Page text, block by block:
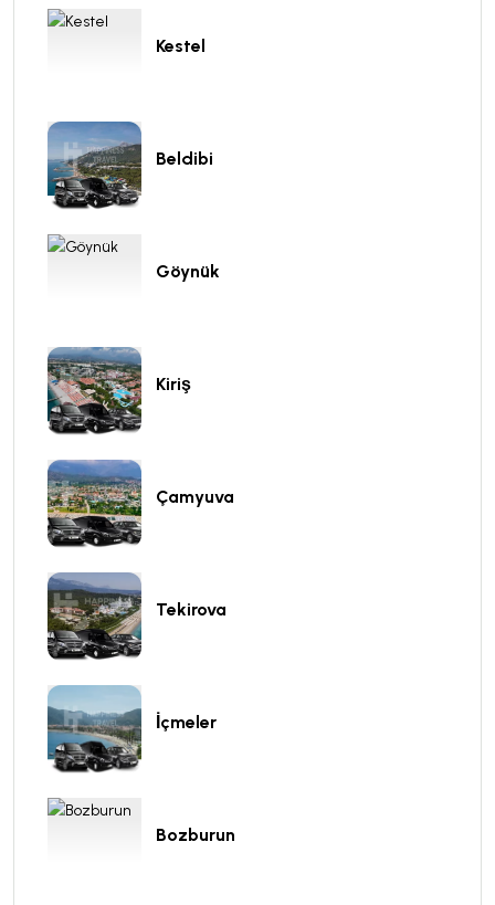
Kestel
Beldibi
Göynük
Kiriş
Çamyuva
Tekirova
İçmeler
Bozburun